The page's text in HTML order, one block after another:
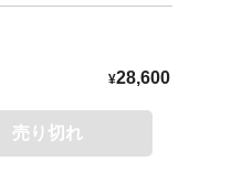
¥28,600
売り切れ